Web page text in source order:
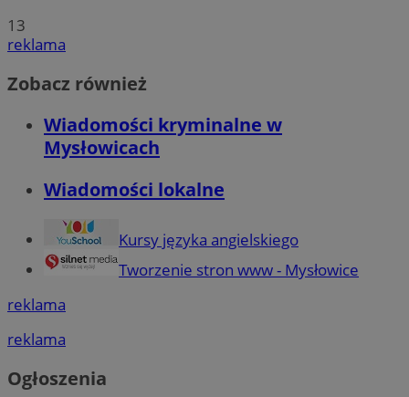
13
reklama
Zobacz również
Wiadomości kryminalne w
Mysłowicach
Wiadomości lokalne
Kursy języka angielskiego
Tworzenie stron www - Mysłowice
reklama
reklama
Ogłoszenia